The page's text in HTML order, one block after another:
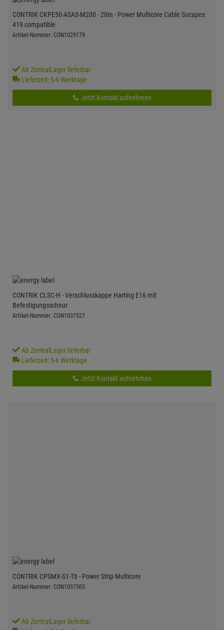
CONTRIK CKPE50-ASAS-M200 - 20m - Power Multicore Cable Socapex
419 compatible
Artikel-Nummer: CON1029179
Ab ZentralLager lieferbar
Lieferzeit: 5-6 Werktage
Jetzt Kontakt aufnehmen
CONTRIK CLSC-H - Verschlusskappe Harting E16 mit
Befestigungsschnur
Artikel-Nummer: CON1037527
Ab ZentralLager lieferbar
Lieferzeit: 5-6 Werktage
Jetzt Kontakt aufnehmen
CONTRIK CPSMX-S1-T6 - Power Strip Multicore
Artikel-Nummer: CON1037505
Ab ZentralLager lieferbar